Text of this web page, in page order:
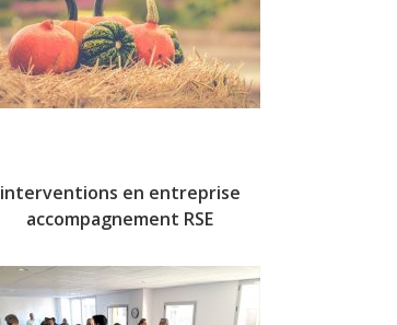
interventions en entreprise
accompagnement RSE